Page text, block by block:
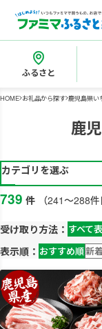
ふるさと
HOME お礼品から探す 鹿児島県い
鹿
カテゴリを選ぶ
739 件 （241～288件
受け取り方法： すべて
表示順： おすすめ順新